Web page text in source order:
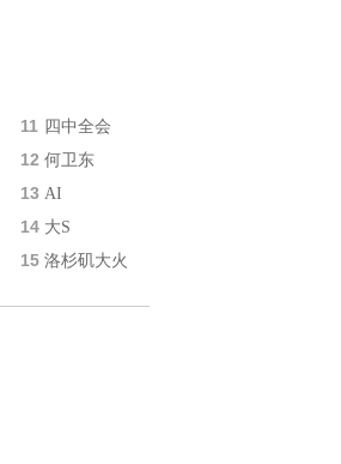
11 四中全会
12 何卫东
13 AI
14 大S
15 洛杉矶大火